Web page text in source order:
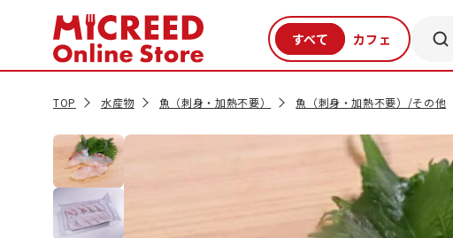
TOP 水産物 魚（刺身・加熱不要） 魚（刺身・加熱不要）/その他